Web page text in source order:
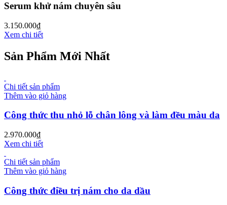
Serum khử nám chuyên sâu
3.150.000₫
Xem chi tiết
Sản Phẩm Mới Nhất
Chi tiết sản phẩm
Thêm vào giỏ hàng
Công thức thu nhỏ lỗ chân lông và làm đều màu da
2.970.000₫
Xem chi tiết
Chi tiết sản phẩm
Thêm vào giỏ hàng
Công thức điều trị nám cho da dầu